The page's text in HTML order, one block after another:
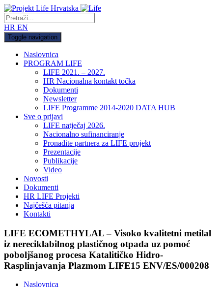
HR EN
Toggle navigation
Naslovnica
PROGRAM LIFE
LIFE 2021. – 2027.
HR Nacionalna kontakt točka
Dokumenti
Newsletter
LIFE Programme 2014-2020 DATA HUB
Sve o prijavi
LIFE natječaj 2026.
Nacionalno sufinanciranje
Pronađite partnera za LIFE projekt
Prezentacije
Publikacije
Video
Novosti
Dokumenti
HR LIFE Projekti
Najčešća pitanja
Kontakti
LIFE ECOMETHYLAL – Visoko kvalitetni metilal
iz nereciklabilnog plastičnog otpada uz pomoć
poboljšanog procesa Katalitičko Hidro-
Rasplinjavanja Plazmom LIFE15 ENV/ES/000208
Naslovnica